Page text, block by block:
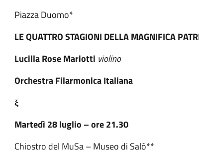
Piazza Duomo*
LE QUATTRO STAGIONI DELLA MAGNIFICA
Lucilla Rose Mariotti violino
Orchestra Filarmonica Italiana
ξ
Martedì 28 luglio – ore 21.30
Chiostro del MuSa – Museo di Salò**